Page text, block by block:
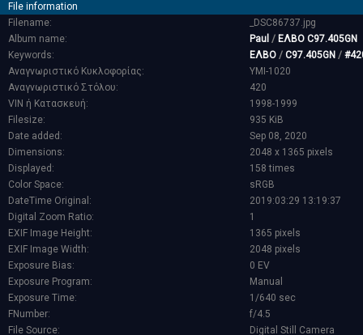
File information
Filename:
_DSC86737.jpg
Album name:
Paul / ΕΛΒΟ C97.405GN
Keywords:
ΕΛΒΟ / C97.405GN /
Αναγνωριστικό Κυκλοφορίας:
YMI-1020
Αναγνωριστικό Στόλου:
420
VIN ή Κατασκευή:
1998-1999
Filesize:
935 KiB
Date added:
Sep 08, 2020
Dimensions:
2048 x 1365 pixels
Displayed:
158 times
Color Space:
sRGB
DateTime Original:
2019:03:29 13:19:37
Digital Zoom Ratio:
1
EXIF Image Height:
1365 pixels
EXIF Image Width:
2048 pixels
Exposure Bias:
0 EV
Exposure Program:
Manual
Exposure Time:
1/640 sec
FNumber:
f/4.5
File Source:
Digital Still Camera